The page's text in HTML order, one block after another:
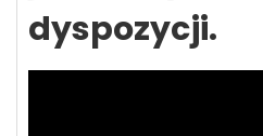
dyspozycji.